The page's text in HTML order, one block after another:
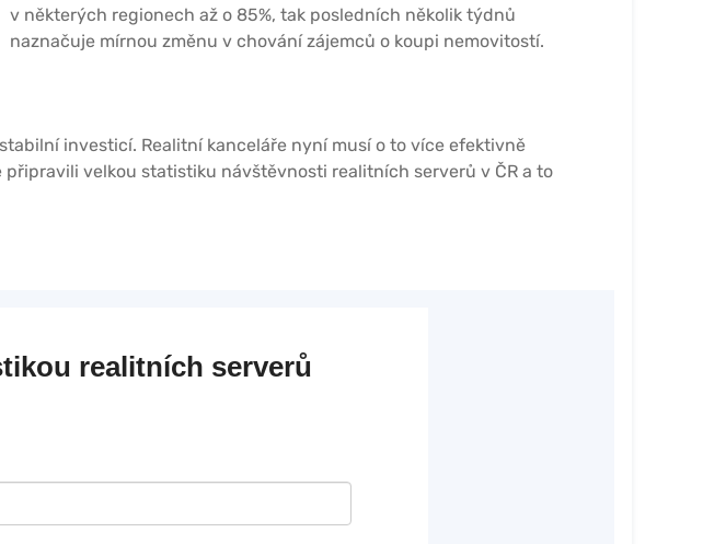
v některých regionech až o 85%, tak posledních několik týdnů
naznačuje mírnou změnu v chování zájemců o koupi nemovitostí.
investicí. Realitní kanceláře nyní musí o to více efektivně
velkou statistiku návštěvnosti realitních serverů v ČR a to
realitních serverů